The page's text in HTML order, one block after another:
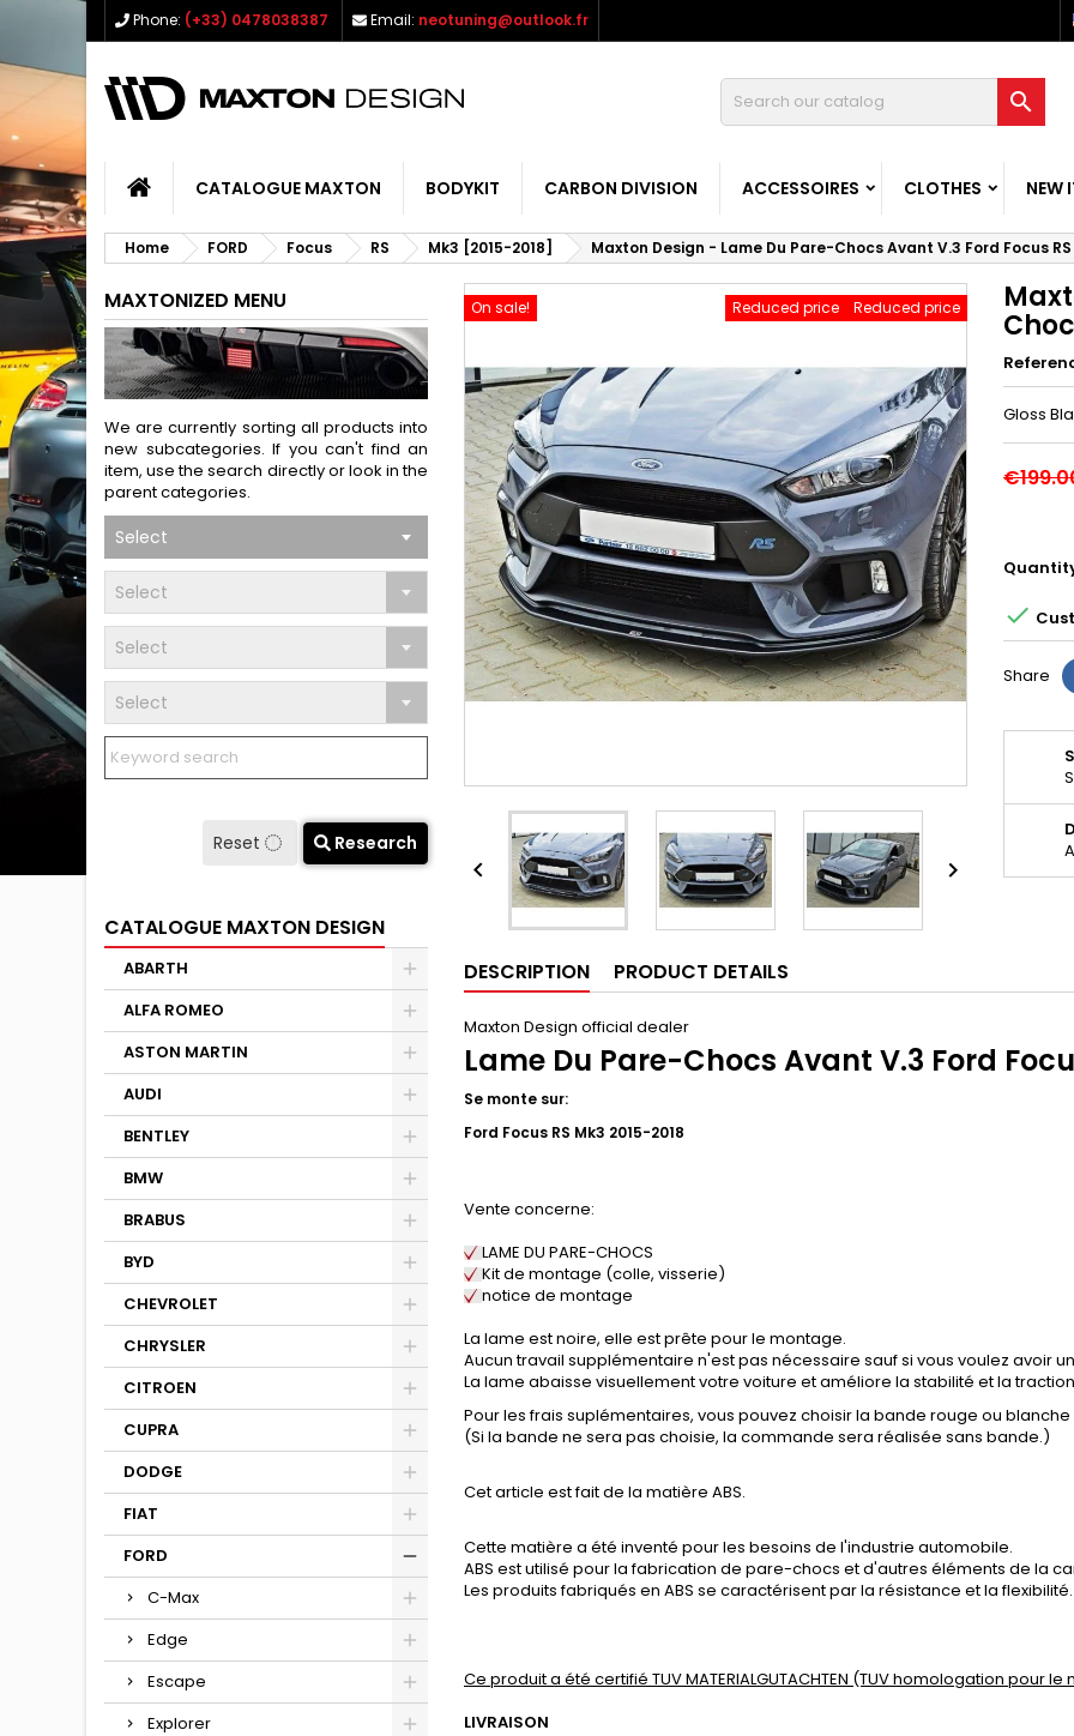
Phone: (+33) 0478038387 Email: neotuning@outlook.fr

CATALOGUE MAXTON BODYKIT CARBON DIVISION ACCESSOIRES CLOTHES NEW
Home FORD Focus RS Mk3 [2015-2018] Maxton Design - Lame Du Pare-Chocs Avant V.3 Ford Focus RS
MAXTONIZED MENU
We are currently sorting all products into
new subcategories. If you can't find an
item, use the search directly or look in the
parent categories.
Select
Select
Select
Select
Reset Research
CATALOGUE MAXTON DESIGN
ABARTH
ALFA ROMEO
ASTON MARTIN
AUDI
BENTLEY
BMW
BRABUS
BYD
CHEVROLET
CHRYSLER
CITROEN
CUPRA
DODGE
FIAT
FORD
C-Max
Edge
Escape
Explorer
On sale! Reduced price
Reduced price
 
Gloss

Share
DESCRIPTION PRODUCT DETAILS
Maxton Design official dealer
Lame Du Pare-Chocs Avant V.3 Ford
Se monte sur:
Ford Focus RS Mk3 2015-2018
Vente concerne:
LAME DU PARE-CHOCS
Kit de montage (colle, visserie)
notice de montage
La lame est noire, elle est prête pour le montage.
Aucun travail supplémentaire n'est pas nécessaire sauf si vous voulez avoir
La lame abaisse visuellement votre voiture et améliore la stabilité et la
Pour les frais suplémentaires, vous pouvez choisir la bande rouge ou
(Si la bande ne sera pas choisie, la commande sera réalisée sans bande.)
Cet article est fait de la matière ABS.
Cette matière a été inventé pour les besoins de l'industrie automobile.
ABS est utilisé pour la fabrication de pare-chocs et d'autres éléments de la
Les produits fabriqués en ABS se caractérisent par la résistance et la flexibilité.
Ce produit a été certifié TUV MATERIALGUTACHTEN (TUV homologation pour
LIVRAISON